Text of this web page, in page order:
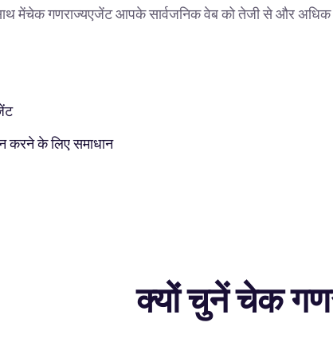
मेंचेक गणराज्यएजेंट आपके सार्वजनिक वेब को तेजी से और अधिक
करने के लिए समाधान
क्यों चुनें चेक